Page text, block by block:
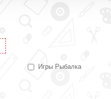
Игры Рыбалка